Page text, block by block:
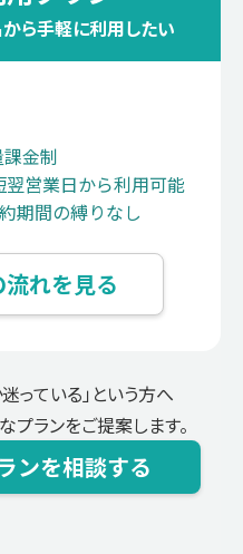
ら手軽に利用したい
金制
営業日から利用可能
期間の縛りなし
れを見る
っている」という方へ
ランをご提案します。
ンを相談する